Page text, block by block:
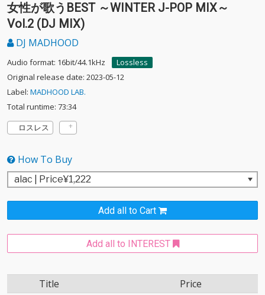
女性が歌うBEST ～WINTER J-POP MIX～
Vol.2 (DJ MIX)
DJ MADHOOD
Audio format: 16bit/44.1kHz
Lossless
Original release date: 2023-05-12
Label: MADHOOD LAB.
Total runtime: 73:34
ロスレス
How To Buy
Add all to Cart
Add all to INTEREST
Title Price